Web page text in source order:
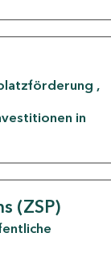
in
(ZSP)